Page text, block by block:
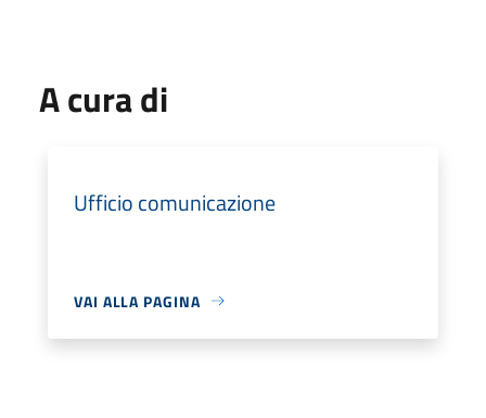
A cura di
Ufficio comunicazione
VAI ALLA PAGINA